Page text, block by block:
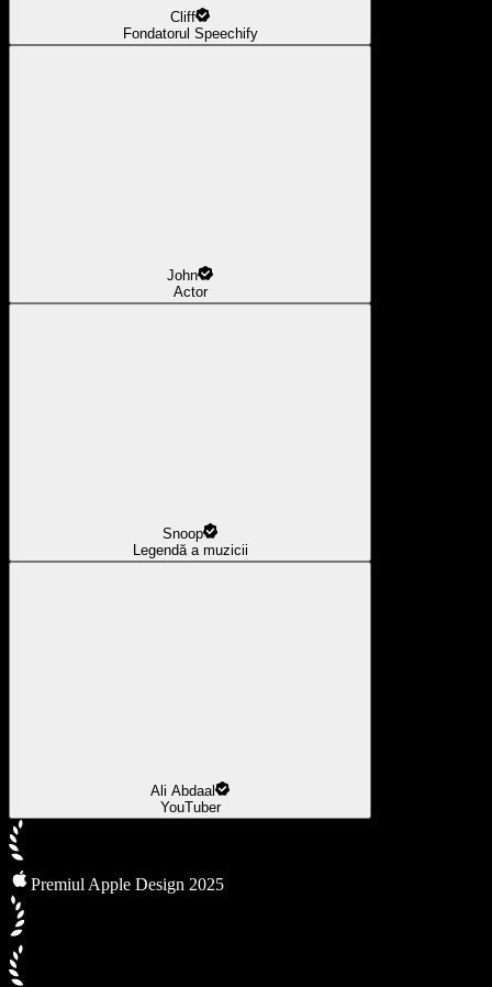
Cliff
Fondatorul Speechify
John
Actor
Snoop
Legendă a muzicii
Ali Abdaal
YouTuber
Premiul Apple Design 2025